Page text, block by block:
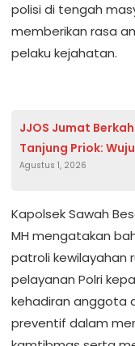
polisi di tengah
memberikan rasa
pelaku kejahatan.
JJOS Jumat
Tanjung Priok:
kepada Sopir,
Agustus 1, 2026
Kapolsek Sawah
MH mengatakan
patroli kewilayahan
pelayanan Polri
kehadiran anggota
preventif dalam